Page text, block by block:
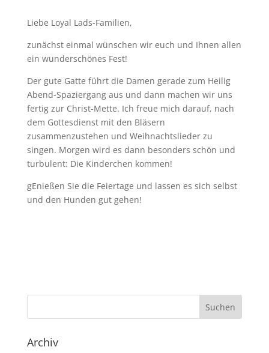
Liebe Loyal Lads-Familien,
zunächst einmal wünschen wir euch und Ihnen allen
ein wunderschönes Fest!
Der gute Gatte führt die Damen gerade zum Heilig
Abend-Spaziergang aus und dann machen wir uns
fertig zur Christ-Mette. Ich freue mich darauf, nach
dem Gottesdienst mit den Bläsern
zusammenzustehen und Weihnachtslieder zu
singen. Morgen wird es dann besonders schön und
turbulent: Die Kinderchen kommen!
gEnießen Sie die Feiertage und lassen es sich selbst
und den Hunden gut gehen!
Archiv